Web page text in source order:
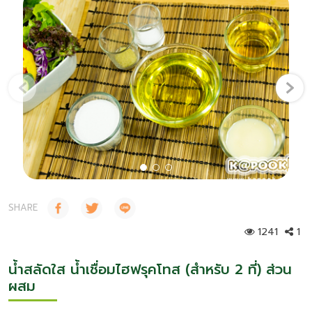
ความยั่งยืน
เกี่ยวกับเรา
คำถามยอดฮิต
ติดต่อเรา
‹ ›
SHARE
1241 1
น้ำสลัดใส น้ำเชื่อมไฮฟรุคโทส (สำหรับ 2 ที่) ส่วน
ผสม